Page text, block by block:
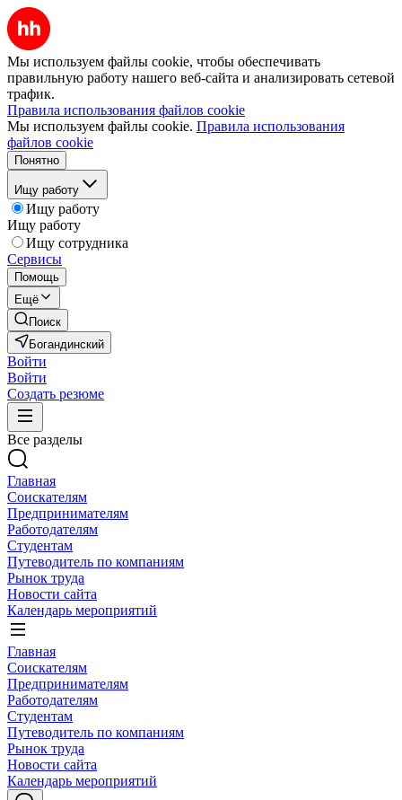
Мы используем файлы cookie, чтобы обеспечивать
правильную работу нашего веб-сайта и анализировать сетевой
трафик.
Правила использования файлов cookie
Мы используем файлы cookie. Правила использования
файлов cookie
Понятно
Ищу работу
Ищу работу
Ищу работу
Ищу сотрудника
Сервисы
Помощь
Ещё
Поиск
Богандинский
Войти
Войти
Создать резюме
Все разделы
Главная
Соискателям
Предпринимателям
Работодателям
Студентам
Путеводитель по компаниям
Рынок труда
Новости сайта
Календарь мероприятий
Главная
Соискателям
Предпринимателям
Работодателям
Студентам
Путеводитель по компаниям
Рынок труда
Новости сайта
Календарь мероприятий